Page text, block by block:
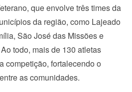
que envolve três times da
da região, como Lajeado
São José das Missões e
todo, mais de 130 atletas
competição, fortalecendo o
as comunidades.